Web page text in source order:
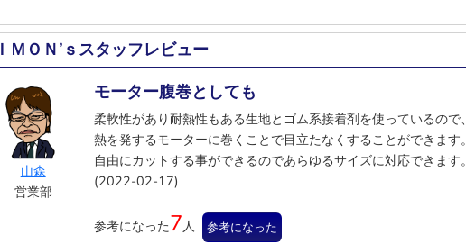
ＩＭＯＮ’ｓスタッフレビュー
山森
営業部
モーター腹巻としても
柔軟性があり耐熱性もある生地とゴム系接着剤を使っているので、
熱を発するモーターに巻くことで目立たなくすることができます。
自由にカットする事ができるのであらゆるサイズに対応できます。
(2022-02-17)
参考になった7人 参考になった